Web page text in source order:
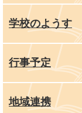
学校のようす
行事予定
地域連携